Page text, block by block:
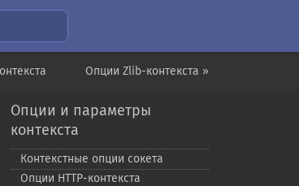
Опции Zlib-контекста »
Опции и параметры
контекста
Контекстные опции сокета
Опции HTTP-​контекста